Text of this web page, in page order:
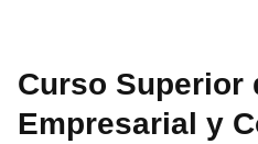
Curso Superior
Empresarial y